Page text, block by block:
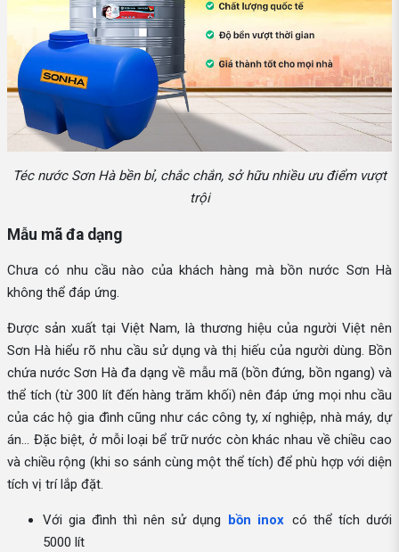
Téc nước Sơn Hà bền bỉ, chắc chắn, sở hữu nhiều ưu điểm vượt
trội
Mẫu mã đa dạng
Chưa có nhu cầu nào của khách hàng mà bồn nước Sơn Hà
không thể đáp ứng.
Được sản xuất tại Việt Nam, là thương hiệu của người Việt nên
Sơn Hà hiểu rõ nhu cầu sử dụng và thị hiếu của người dùng. Bồn
chứa nước Sơn Hà đa dạng về mẫu mã (bồn đứng, bồn ngang) và
thể tích (từ 300 lít đến hàng trăm khối) nên đáp ứng mọi nhu cầu
của các hộ gia đình cũng như các công ty, xí nghiệp, nhà máy, dự
án... Đặc biệt, ở mỗi loại bể trữ nước còn khác nhau về chiều cao
và chiều rộng (khi so sánh cùng một thể tích) để phù hợp với diện
tích vị trí lắp đặt.
Với gia đình thì nên sử dụng bồn inox có thể tích dưới
5000 lít